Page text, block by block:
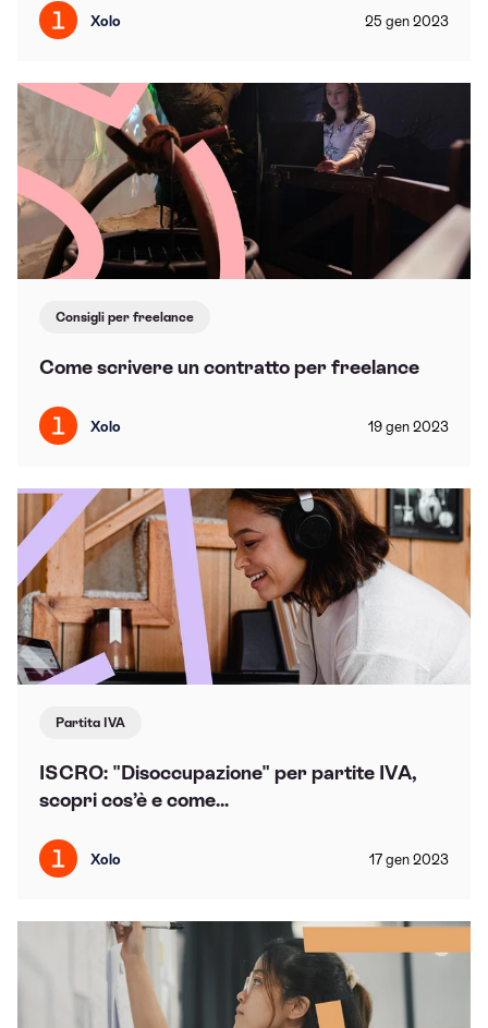
Xolo 25 gen 2023
Consigli per freelance
Come scrivere un contratto per freelance
Xolo 19 gen 2023
Partita IVA
ISCRO: "Disoccupazione" per partite IVA,
scopri cos’è e come...
Xolo 17 gen 2023